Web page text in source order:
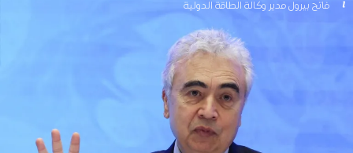
فاتح بيرول مدير وكالة الطاقة الدولية